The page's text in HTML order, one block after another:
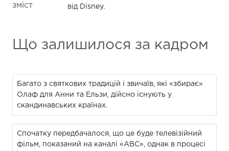
зміст
від Disney.
Що залишилося за кадром
Багато з святкових традицій і звичаїв, які «збирає»
Олаф для Анни та Ельзи, дійсно існують у
скандинавських країнах.
Спочатку передбачалося, що це буде телевізійний
фільм, показаний на каналі «ABC», однак в процесі